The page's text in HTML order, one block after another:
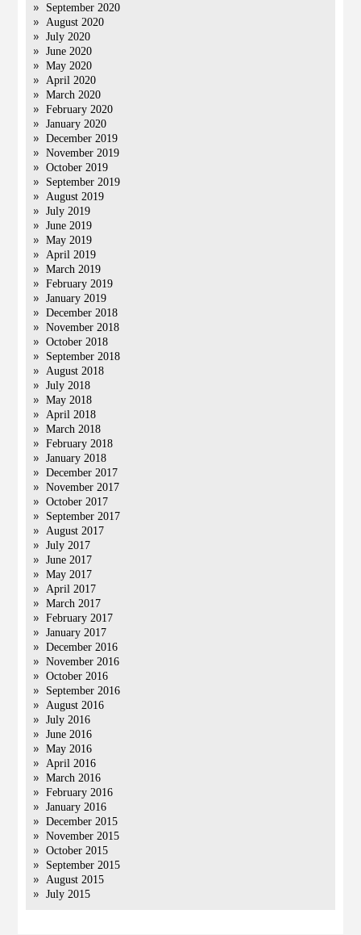
September 2020
August 2020
July 2020
June 2020
May 2020
April 2020
March 2020
February 2020
January 2020
December 2019
November 2019
October 2019
September 2019
August 2019
July 2019
June 2019
May 2019
April 2019
March 2019
February 2019
January 2019
December 2018
November 2018
October 2018
September 2018
August 2018
July 2018
May 2018
April 2018
March 2018
February 2018
January 2018
December 2017
November 2017
October 2017
September 2017
August 2017
July 2017
June 2017
May 2017
April 2017
March 2017
February 2017
January 2017
December 2016
November 2016
October 2016
September 2016
August 2016
July 2016
June 2016
May 2016
April 2016
March 2016
February 2016
January 2016
December 2015
November 2015
October 2015
September 2015
August 2015
July 2015